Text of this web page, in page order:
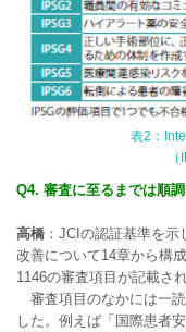
表2：
Q4. 審査に至るまでは順調
高橋 ：JCIの認証基準を
改善について14章から構
1146の審査項目が記載さ
審査項目のなかには一
した。例えば「国際患者